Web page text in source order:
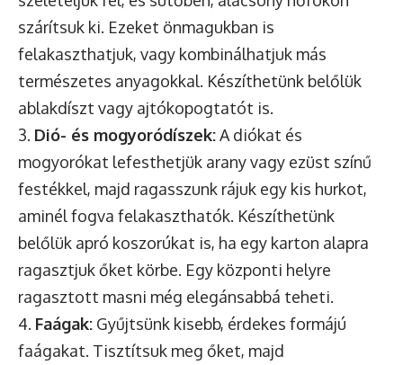
szárítsuk ki. Ezeket önmagukban is
felakaszthatjuk, vagy kombinálhatjuk más
természetes anyagokkal. Készíthetünk belőlük
ablakdíszt vagy ajtókopogtatót is.
3. Dió- és mogyoródíszek:A diókat és
mogyorókat lefesthetjük arany vagy ezüst színű
festékkel, majd ragasszunk rájuk egy kis hurkot,
aminél fogva felakaszthatók. Készíthetünk
belőlük apró koszorúkat is, ha egy karton alapra
ragasztjuk őket körbe. Egy központi helyre
ragasztott masni még elegánsabbá teheti.
4. Faágak: Gyűjtsünk kisebb, érdekes formájú
faágakat. Tisztítsuk meg őket, majd